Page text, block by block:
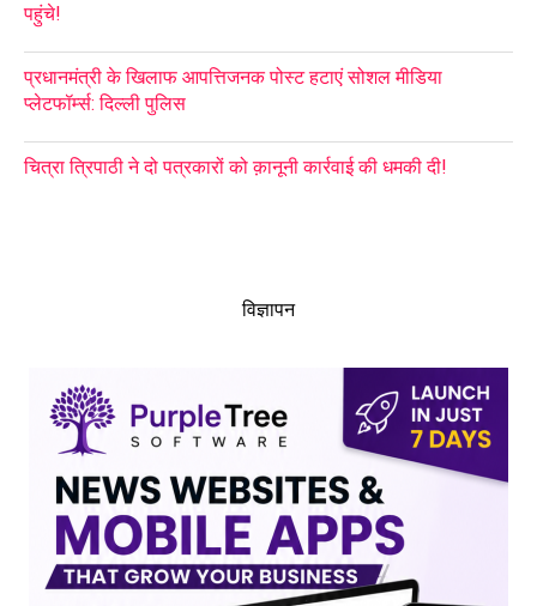
पहुंचे!
प्रधानमंत्री के खिलाफ आपत्तिजनक पोस्ट हटाएं सोशल मीडिया
प्लेटफॉर्म्स: दिल्ली पुलिस
चित्रा त्रिपाठी ने दो पत्रकारों को क़ानूनी कार्रवाई की धमकी दी!
विज्ञापन